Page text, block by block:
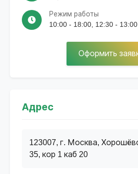
Режим работы
10:00 - 18:00, 12:30 -
Оформить
Адрес
123007, г. Москва,
35, кор 1 каб 20